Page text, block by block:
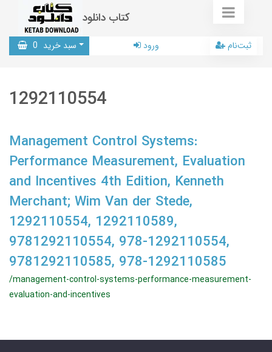
کتاب دانلود
سبد خرید 0 ورود ثبت‌نام
1292110554
Management Control Systems:
Performance Measurement, Evaluation
and Incentives 4th Edition, Kenneth
Merchant; Wim Van der Stede,
1292110554, 1292110589,
9781292110554, 978-1292110554,
9781292110585, 978-1292110585
/management-control-systems-performance-measurement-
evaluation-and-incentives